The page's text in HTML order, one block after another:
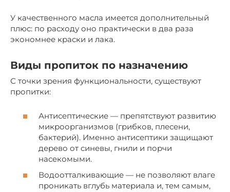
У качественного масла имеется дополнительный
плюс: по расходу оно практически в два раза
экономнее краски и лака.
Виды пропиток по назначению
С точки зрения функциональности, существуют
пропитки:
Антисептические — препятствуют развитию
микроорганизмов (грибков, плесени,
бактерий). Именно антисептики защищают
дерево от синевы, гнили и порчи
насекомыми.
Водоотталкивающие — не позволяют влаге
проникать вглубь материала и, тем самым,